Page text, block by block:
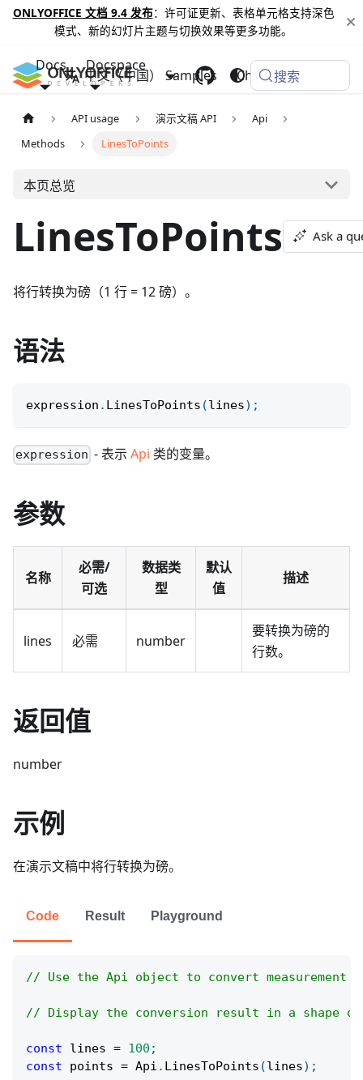
ONLYOFFICE 文档 9.4 发布：许可证更新、表格单元格支持深色
模式、新的幻灯片主题与切换效果等更多功能。
Docs Docspace
Samples Changelog
中文（中国） 搜索
API usage 演示文稿 API
Api
Methods
LinesToPoints
本页总览
LinesToPoints Ask a
将行转换为磅（1 行 = 12 磅）。
语法
expression . LinesToPoints (lines) ;
expression - 表示Api 类的变量。
参数
名称
必需/
可选
数据类
型
默认
值
描述
lines 必需 number
要转换为磅的
行数。
返回值
number
示例
在演示文稿中将行转换为磅。
Code Result Playground
// Use the Api object to convert measurement
// Display the conversion result in a shape
const lines = 100 ;
const points = Api . LinesToPoints (lines) ;